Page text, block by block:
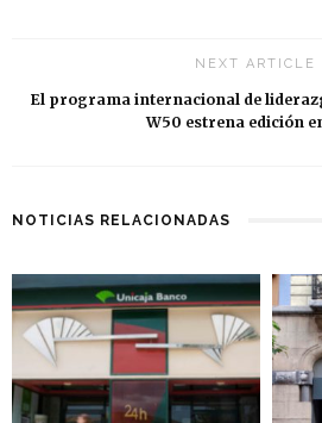
NEXT ARTICLE
El programa internacional de
W50 estrena edición
NOTICIAS RELACIONADAS